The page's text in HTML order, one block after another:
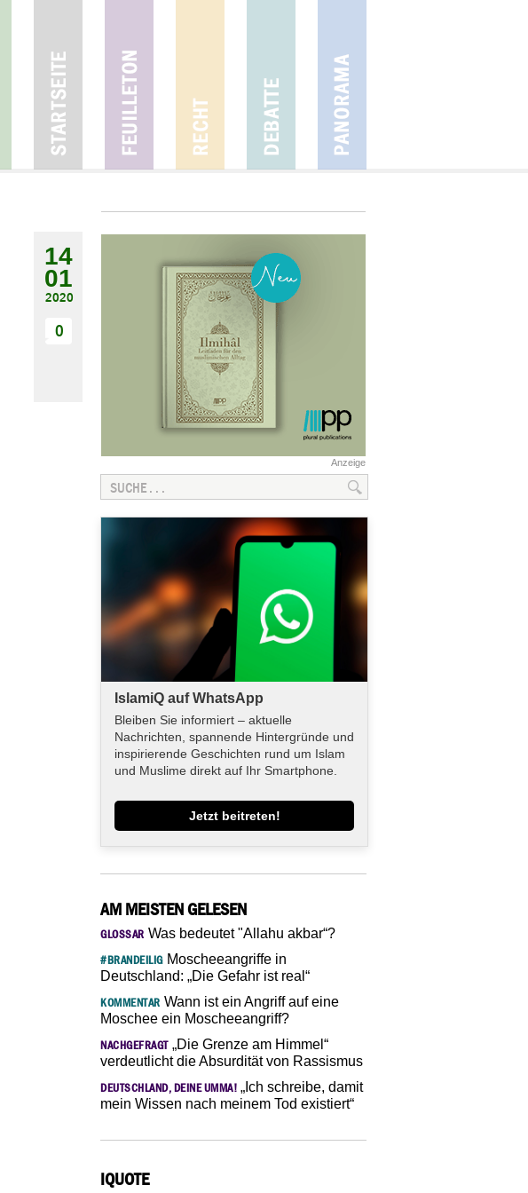
14
01
2020
0
Anzeige
IslamiQ auf WhatsApp
Bleiben Sie informiert – aktuelle
Nachrichten, spannende Hintergründe und
inspirierende Geschichten rund um Islam
und Muslime direkt auf Ihr Smartphone.
Jetzt beitreten!
AM MEISTEN GELESEN
GLOSSAR Was bedeutet "Allahu akbar“?
#BRANDEILIGMoscheeangriffe in
Deutschland: „Die Gefahr ist real“
KOMMENTAR Wann ist ein Angriff auf eine
Moschee ein Moscheeangriff?
NACHGEFRAGT„Die Grenze am Himmel“
verdeutlicht die Absurdität von Rassismus
DEUTSCHLAND, DEINE UMMA! „Ich schreibe, damit
mein Wissen nach meinem Tod existiert“
IQUOTE